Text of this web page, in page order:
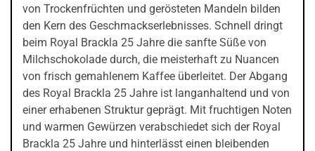
von Trockenfrüchten und gerösteten Mandeln bilden
den Kern des Geschmackserlebnisses. Schnell dringt
beim Royal Brackla 25 Jahre die sanfte Süße von
Milchschokolade durch, die meisterhaft zu Nuancen
von frisch gemahlenem Kaffee überleitet. Der Abgang
des Royal Brackla 25 Jahre ist langanhaltend und von
einer erhabenen Struktur geprägt. Mit fruchtigen Noten
und warmen Gewürzen verabschiedet sich der Royal
Brackla 25 Jahre und hinterlässt einen bleibenden